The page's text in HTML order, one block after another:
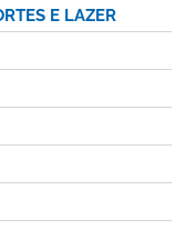
E LAZER